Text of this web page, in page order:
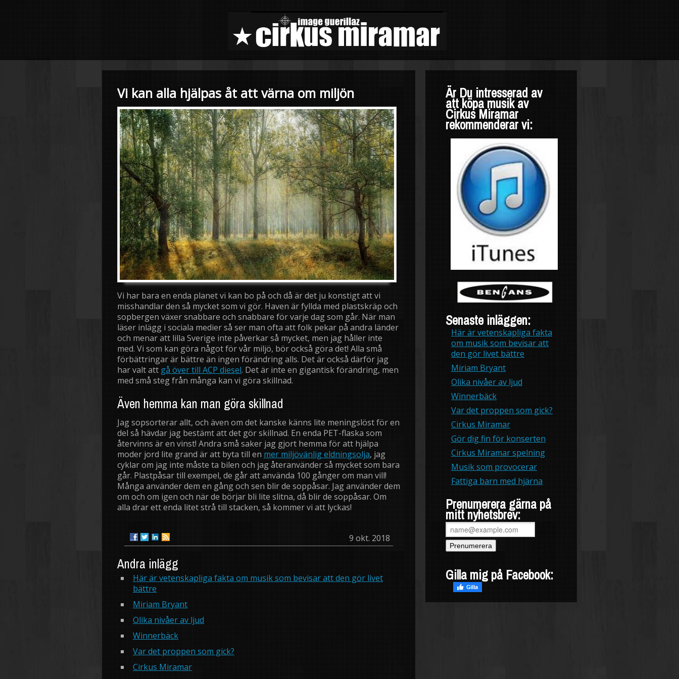
Vi kan alla hjälpas åt att värna om miljön
Vi har bara en enda planet vi kan bo på och då är det ju konstigt att vi
misshandlar den så mycket som vi gör. Haven är fyllda med plastskräp och
sopbergen växer snabbare och snabbare för varje dag som går. När man
läser inlägg i sociala medier så ser man ofta att folk pekar på andra länder
och menar att lilla Sverige inte påverkar så mycket, men jag håller inte
med. Vi som kan göra något för vår miljö, bör också göra det! Alla små
förbättringar är bättre än ingen förändring alls. Det är också därför jag
har valt att gå över till ACP diesel. Det är inte en gigantisk förändring, men
med små steg från många kan vi göra skillnad.
Även hemma kan man göra skillnad
Jag sopsorterar allt, och även om det kanske känns lite meningslöst för en
del så hävdar jag bestämt att det gör skillnad. En enda PET-flaska som
återvinns är en vinst! Andra små saker jag gjort hemma för att hjälpa
moder jord lite grand är att byta till en mer miljövänlig eldningsolja, jag
cyklar om jag inte måste ta bilen och jag återanvänder så mycket som bara
går. Plastpåsar till exempel, de går att använda 100 gånger om man vill!
Många använder dem en gång och sen blir de soppåsar. Jag använder dem
om och om igen och när de börjar bli lite slitna, då blir de soppåsar. Om
alla drar ett enda litet strå till stacken, så kommer vi att lyckas!
9 okt. 2018
Andra inlägg
Här är vetenskapliga fakta om musik som bevisar att den gör livet
bättre
Miriam Bryant
Olika nivåer av ljud
Winnerbäck
Var det proppen som gick?
Cirkus Miramar
Är Du intresserad av
att köpa musik av
Cirkus Miramar
rekommenderar vi:
Senaste inläggen:
Här är vetenskapliga fakta
om musik som bevisar att
den gör livet bättre
Miriam Bryant
Olika nivåer av ljud
Winnerbäck
Var det proppen som gick?
Cirkus Miramar
Gör dig fin för konserten
Cirkus Miramar spelning
Musik som provocerar
Fattiga barn med hjärna
Prenumerera gärna på
mitt nyhetsbrev:
Gilla mig på Facebook: